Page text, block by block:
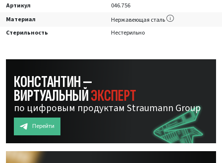
Артикул
046.756
Материал
Нержавеющая сталь
Стерильность
Нестерильно
КОНСТАНТИН —
ВИРТУАЛЬНЫЙЭКСПЕРТ
по цифровым продуктам Straumann Group
Перейти